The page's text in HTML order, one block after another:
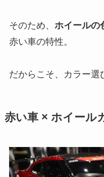
そのため、 ホイールの
赤い車の特性。
だからこそ、カラー選
赤い車 × ホイール